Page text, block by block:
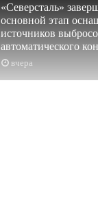
вчера
«Северсталь»
основной этап
источников
автоматического